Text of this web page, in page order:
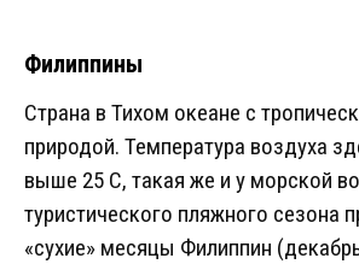
Филиппины
Страна в Тихом океане с
природой. Температура воздуха
выше 25 C, такая же и у морской
туристического пляжного сезона
«сухие» месяцы Филиппин